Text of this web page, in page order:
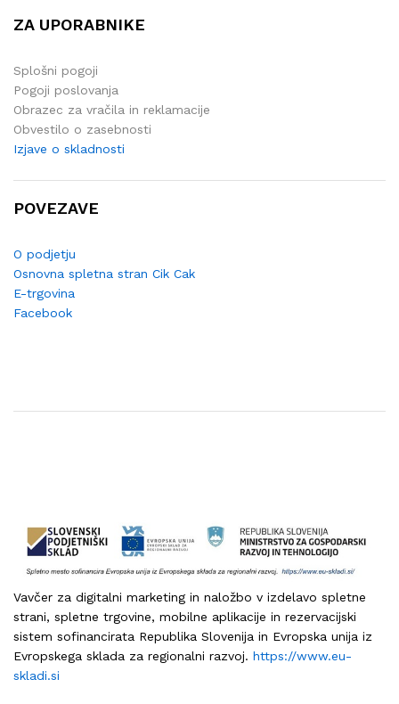
ZA UPORABNIKE
Splošni pogoji
Pogoji poslovanja
Obrazec za vračila in reklamacije
Obvestilo o zasebnosti
Izjave o skladnosti
POVEZAVE
O podjetju
Osnovna spletna stran Cik Cak
E-trgovina
Facebook
Vavčer za digitalni marketing in naložbo v izdelavo spletne
strani, spletne trgovine, mobilne aplikacije in rezervacijski
sistem sofinancirata Republika Slovenija in Evropska unija iz
Evropskega sklada za regionalni razvoj. https://www.eu-
skladi.si